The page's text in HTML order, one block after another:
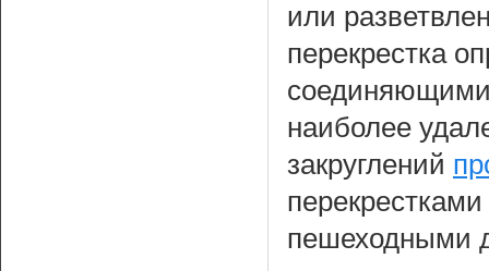
или
перекрестка
соединяющими
наиболее
закруглений
пешеходными